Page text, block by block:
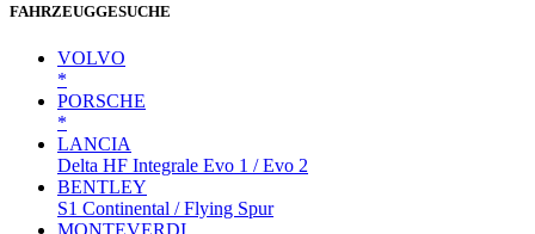
FAHRZEUGGESUCHE
VOLVO
*
PORSCHE
*
LANCIA
Delta HF Integrale Evo 1 / Evo 2
BENTLEY
S1 Continental / Flying Spur
MONTEVERDI